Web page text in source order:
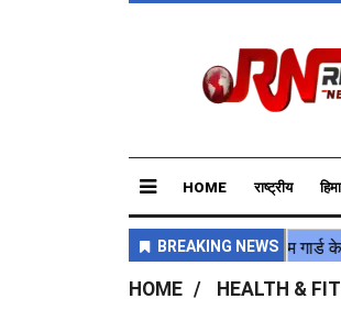
HOME राष्ट्रीय
HOME HEALTH &